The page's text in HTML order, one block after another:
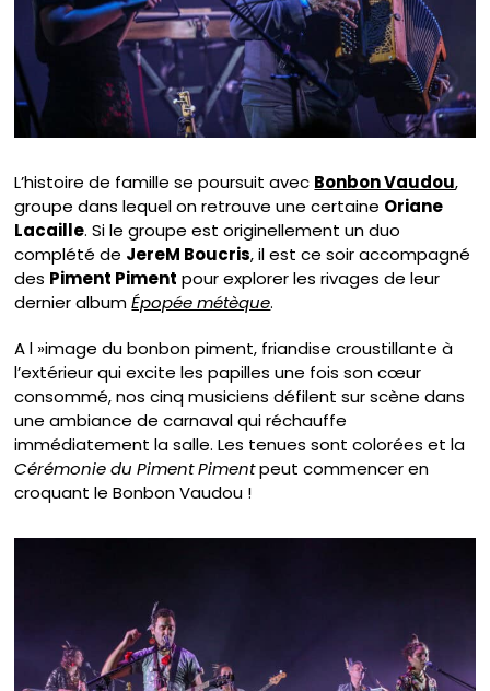
L’histoire de famille se poursuit avec Bonbon Vaudou,
groupe dans lequel on retrouve une certaine Oriane
Lacaille. Si le groupe est originellement un duo
complété de JereM Boucris, il est ce soir accompagné
des Piment Piment pour explorer les rivages de leur
dernier albumÉpopée métèque.
A l »image du bonbon piment, friandise croustillante à
l’extérieur qui excite les papilles une fois son cœur
consommé, nos cinq musiciens défilent sur scène dans
une ambiance de carnaval qui réchauffe
immédiatement la salle. Les tenues sont colorées et la
Cérémonie du Piment Pimentpeut commencer en
croquant le Bonbon Vaudou !